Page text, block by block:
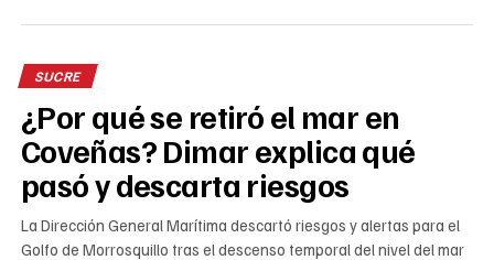
SUCRE
¿Por qué se retiró el mar en
Coveñas? Dimar explica qué
pasó y descarta riesgos
La Dirección General Marítima descartó riesgos y alertas para el
Golfo de Morrosquillo tras el descenso temporal del nivel del mar